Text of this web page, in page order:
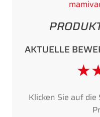
AKTUELLE
★
Klicken Sie auf